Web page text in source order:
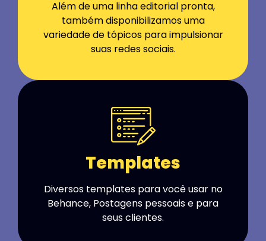
Além de uma linha editorial pronta,
também disponibilizamos uma
variedade de tópicos para impulsionar
suas redes sociais.
Templates
Diversos templates para você usar no
Behance, Postagens pessoais e para
seus clientes.